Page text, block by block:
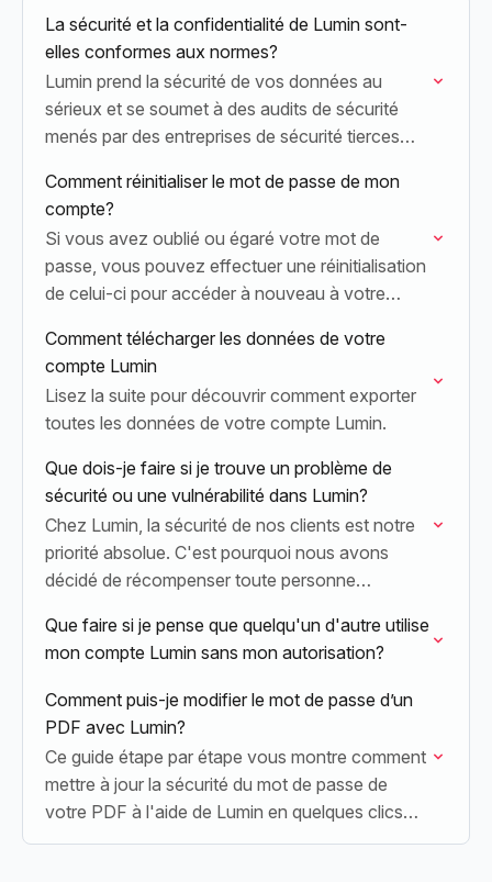
La sécurité et la confidentialité de Lumin sont-
elles conformes aux normes?
Lumin prend la sécurité de vos données au
sérieux et se soumet à des audits de sécurité
menés par des entreprises de sécurité tierces
Comment réinitialiser le mot de passe de mon
compte?
Si vous avez oublié ou égaré votre mot de
passe, vous pouvez effectuer une réinitialisation
de celui-ci pour accéder à nouveau à votre
Comment télécharger les données de votre
compte Lumin
Lisez la suite pour découvrir comment exporter
toutes les données de votre compte Lumin.
Que dois-je faire si je trouve un problème de
sécurité ou une vulnérabilité dans Lumin?
Chez Lumin, la sécurité de nos clients est notre
priorité absolue. C'est pourquoi nous avons
décidé de récompenser toute personne
suite pour…
Que faire si je pense que quelqu'un d'autre utilise
mon compte Lumin sans mon autorisation?
Comment puis-je modifier le mot de passe d’un
PDF avec Lumin?
Ce guide étape par étape vous montre comment
mettre à jour la sécurité du mot de passe de
votre PDF à l'aide de Lumin en quelques clics
seulement, garantissant ainsi…